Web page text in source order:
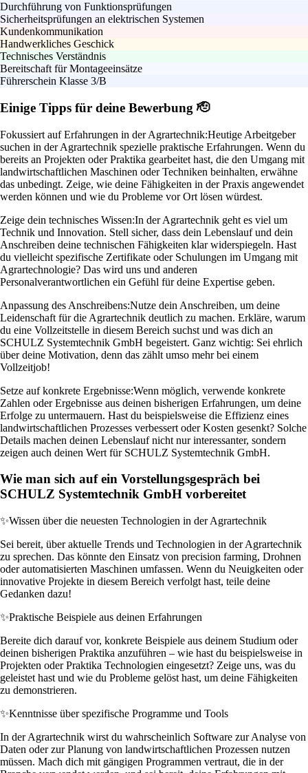
Durchführung von Funktionsprüfungen
Sicherheitsprüfungen an elektrischen Systemen
Kundenkommunikation
Handwerkliches Geschick
Technisches Verständnis
Bereitschaft für Montageeinsätze
Führerschein Klasse 3/B
Einige Tipps für deine Bewerbung 🫡
Fokussiert auf Erfahrungen in der Agrartechnik:Heutige Arbeitgeber
suchen in der Agrartechnik spezielle praktische Erfahrungen. Wenn du
bereits an Projekten oder Praktika gearbeitet hast, die den Umgang mit
landwirtschaftlichen Maschinen oder Techniken beinhalten, erwähne
das unbedingt. Zeige, wie deine Fähigkeiten in der Praxis angewendet
werden können und wie du Probleme vor Ort lösen würdest.
Zeige dein technisches Wissen:In der Agrartechnik geht es viel um
Technik und Innovation. Stell sicher, dass dein Lebenslauf und dein
Anschreiben deine technischen Fähigkeiten klar widerspiegeln. Hast
du vielleicht spezifische Zertifikate oder Schulungen im Umgang mit
Agrartechnologie? Das wird uns und anderen
Personalverantwortlichen ein Gefühl für deine Expertise geben.
Anpassung des Anschreibens:Nutze dein Anschreiben, um deine
Leidenschaft für die Agrartechnik deutlich zu machen. Erkläre, warum
du eine Vollzeitstelle in diesem Bereich suchst und was dich an
SCHULZ Systemtechnik GmbH begeistert. Ganz wichtig: Sei ehrlich
über deine Motivation, denn das zählt umso mehr bei einem
Vollzeitjob!
Setze auf konkrete Ergebnisse:Wenn möglich, verwende konkrete
Zahlen oder Ergebnisse aus deinen bisherigen Erfahrungen, um deine
Erfolge zu untermauern. Hast du beispielsweise die Effizienz eines
landwirtschaftlichen Prozesses verbessert oder Kosten gesenkt? Solche
Details machen deinen Lebenslauf nicht nur interessanter, sondern
zeigen auch deinen Wert für SCHULZ Systemtechnik GmbH.
Wie man sich auf ein Vorstellungsgespräch bei
SCHULZ Systemtechnik GmbH vorbereitet
✨Wissen über die neuesten Technologien in der Agrartechnik
Sei bereit, über aktuelle Trends und Technologien in der Agrartechnik
zu sprechen. Das könnte den Einsatz von precision farming, Drohnen
oder automatisierten Maschinen umfassen. Wenn du Neuigkeiten oder
innovative Projekte in diesem Bereich verfolgt hast, teile deine
Gedanken dazu!
✨Praktische Beispiele aus deinen Erfahrungen
Bereite dich darauf vor, konkrete Beispiele aus deinem Studium oder
deinen bisherigen Praktika anzuführen – wie hast du beispielsweise in
Projekten oder Praktika Technologien eingesetzt? Zeige uns, was du
geleistet hast und wie du Probleme gelöst hast, um deine Fähigkeiten
zu demonstrieren.
✨Kenntnisse über spezifische Programme und Tools
In der Agrartechnik wirst du wahrscheinlich Software zur Analyse von
Daten oder zur Planung von landwirtschaftlichen Prozessen nutzen
müssen. Mach dich mit gängigen Programmen vertraut, die in der